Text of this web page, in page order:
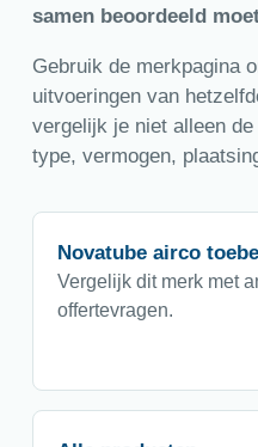
samen beoordeeld
Gebruik de merkpagina
uitvoeringen van
vergelijk je niet alleen
type, vermogen,
Novatube airco
Vergelijk dit merk met
offertevragen.